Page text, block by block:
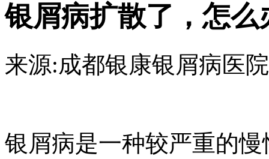
银屑病扩散了，怎么
来源:成都银康银屑病医
银屑病是一种较严重的